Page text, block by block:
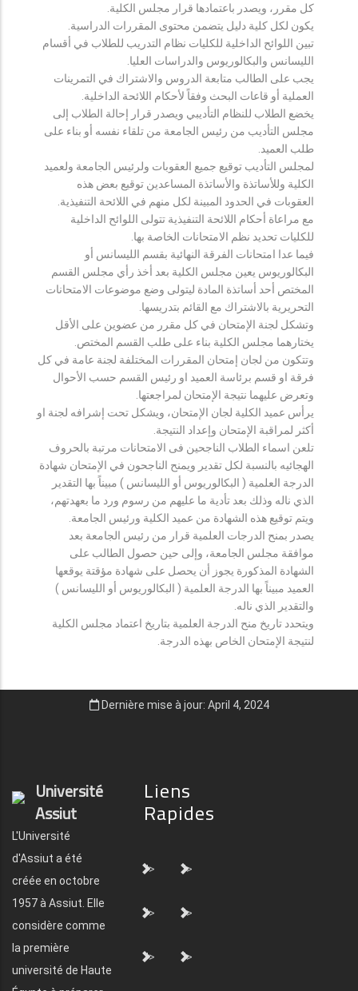
كل مقرر، ويصدر باعتمادها قرار مجلس الكلية.
يكون لكل كلية دليل يتضمن محتوى المقررات الدراسية.
تبين اللوائح الداخلية للكليات نظام التدريب للطلاب في أقسام
الليسانس والبكالوريوس والدراسات العليا.
يجب على الطالب متابعة الدروس والاشتراك في التمرينات
العملية أو قاعات البحث وفقاً لأحكام اللائحة الداخلية.
يخضع الطلاب للنظام التأديبي ويصدر قرار إحالة الطلاب إلى
مجلس التأديب من رئيس الجامعة من تلقاء نفسه أو بناء على
طلب العميد.
لمجلس التأديب توقيع جميع العقوبات ولرئيس الجامعة ولعميد
الكلية وللأساتذة والأساتذة المساعدين توقيع بعض هذه
العقوبات في الحدود المبينة لكل منهم في اللائحة التنفيذية.
مع مراعاة أحكام اللائحة التنفيذية تتولى اللوائح الداخلية
للكليات تحديد نظم الامتحانات الخاصة بها.
فيما عدا امتحانات الفرقة النهائية بقسم الليسانس أو
البكالوريوس يعين مجلس الكلية بعد أخذ رأي مجلس القسم
المختص أحد أساتذة المادة ليتولى وضع موضوعات الامتحانات
التحريرية بالاشتراك مع القائم بتدريسها.
وتشكل لجنة الإمتحان في كل مقرر من عضوين على الأقل
يختارهما مجلس الكلية بناء على طلب القسم المختص.
وتتكون من لجان إمتحان المقررات المختلفة لجنة عامة في كل
فرقة او قسم برئاسة العميد او رئيس القسم حسب الأحوال
وتعرض عليهما نتيجة الإمتحان لمراجعتها.
يرأس عميد الكلية لجان الإمتحان، ويشكل تحت إشرافه لجنة او
أكثر لمراقبة الإمتحان وإعداد النتيجة.
تلعن اسماء الطلاب الناجحين فى الامتحانات مرتبة بالحروف
الهجائيه بالنسبة لكل تقدير ويمنح الناجحون في الإمتحان شهادة
الدرجة العلمية ( البكالوريوس أو الليسانس ) مبيناً بها التقدير
الذي ناله وذلك بعد تأدية ما عليهم من رسوم ورد ما بعهدتهم،
ويتم توقيع هذه الشهادة من عميد الكلية ورئيس الجامعة.
يصدر بمنح الدرجات العلمية قرار من رئيس الجامعة بعد
موافقة مجلس الجامعة، وإلى حين حصول الطالب على
الشهادة المذكورة يجوز أن يحصل على شهادة مؤقتة يوقعها
العميد مبيناً بها الدرجة العلمية ( البكالوريوس أو الليسانس )
والتقدير الذي ناله.
ويتحدد تاريخ منح الدرجة العلمية بتاريخ اعتماد مجلس الكلية
لنتيجة الإمتحان الخاص بهذه الدرجة.
Dernière mise à jour: April 4, 2024
Université
Assiut
L'Université
d'Assiut a été
créée en octobre
1957 à Assiut. Elle
considère comme
la première
université de Haute
Liens
Rapides
"> ">
"> ">
"> ">